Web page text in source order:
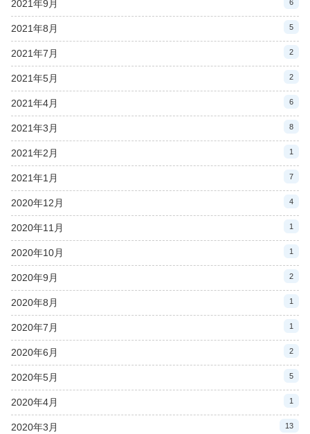
2021年9月 6
2021年8月 5
2021年7月 2
2021年5月 2
2021年4月 6
2021年3月 8
2021年2月 1
2021年1月 7
2020年12月 4
2020年11月 1
2020年10月 1
2020年9月 2
2020年8月 1
2020年7月 1
2020年6月 2
2020年5月 5
2020年4月 1
2020年3月 13